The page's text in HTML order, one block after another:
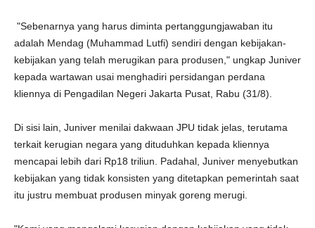
"Sebenarnya yang harus diminta pertanggungjawaban itu
adalah Mendag (Muhammad Lutfi) sendiri dengan kebijakan-
kebijakan yang telah merugikan para produsen," ungkap Juniver
kepada wartawan usai menghadiri persidangan perdana
kliennya di Pengadilan Negeri Jakarta Pusat, Rabu (31/8).
Di sisi lain, Juniver menilai dakwaan JPU tidak jelas, terutama
terkait kerugian negara yang dituduhkan kepada kliennya
mencapai lebih dari Rp18 triliun. Padahal, Juniver menyebutkan
kebijakan yang tidak konsisten yang ditetapkan pemerintah saat
itu justru membuat produsen minyak goreng merugi.